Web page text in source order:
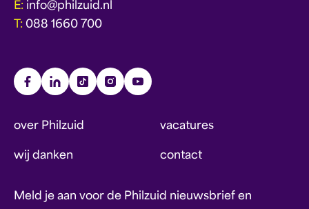
E: info@philzuid.nl
T: 088 1660 700
over Philzuid vacatures
wij danken contact
Meld je aan voor de Philzuid nieuwsbrief en